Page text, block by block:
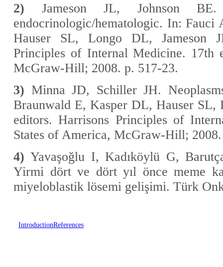
2) Jameson JL, Johnson BE.
endocrinologic/hematologic. In:
Hauser SL, Longo DL, Jameson
Principles of Internal Medicine. 17th
McGraw-Hill; 2008. p. 517-23.
3) Minna JD, Schiller JH.
Braunwald E, Kasper DL, Hauser SL,
editors. Harrisons Principles of
States of America, McGraw-Hill;
4) Yavaşoğlu I, Kadıköylü G,
Yirmi dört ve dört yıl önce meme
miyeloblastik lösemi gelişimi. Türk
IntroductionReferences